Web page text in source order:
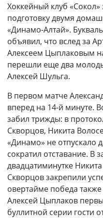
Хоккейный клуб
подготовку двумя
«Динамо-Алтай».
объявил, что вслед за
Алексеем Цыплаковым
перешли еще два
Алексей Шульга.
В первом матче
вперед на 14-й минуте.
забил трижды: в
Скворцов, Никита
«Динамо» не отпускало
сократил отставание. В
двадцатиминутке
Скворцов закрепили
овертайме победа
Алексей Цыплаков
буллитной серии гости